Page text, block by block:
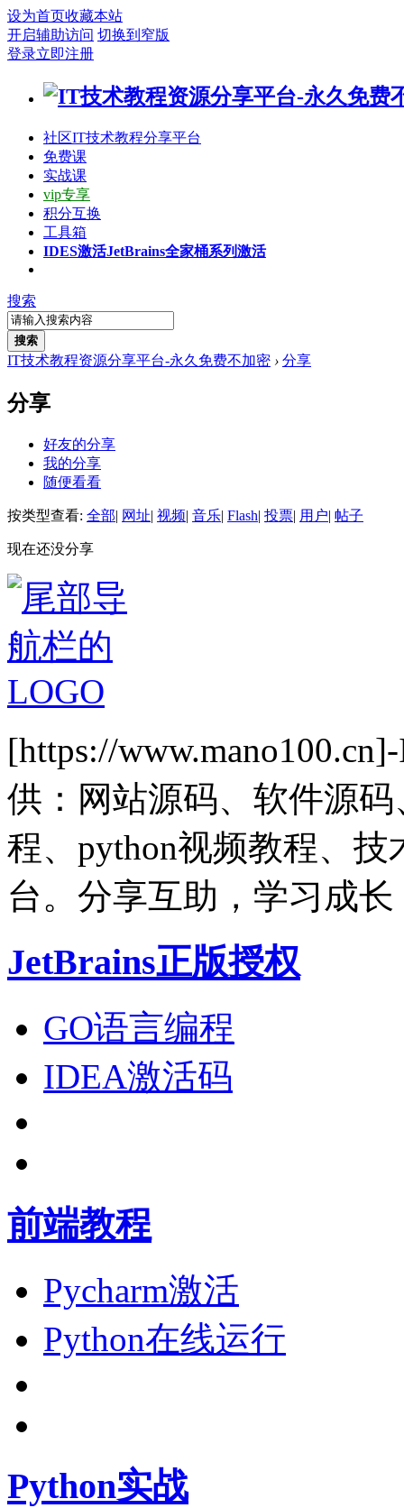
设为首页收藏本站
开启辅助访问 切换到窄版
登录立即注册
社区IT技术教程分享平台
免费课
实战课
vip专享
积分互换
工具箱
IDES激活JetBrains全家桶系列激活
搜索
搜索
IT技术教程资源分享平台-永久免费不加密 › 分享
分享
好友的分享
我的分享
随便看看
按类型查看: 全部| 网址| 视频| 音乐| Flash| 投票| 用户| 帖子
现在还没分享
[https://
供：网站源码、软件源
程、python视频教程、
台。分享互助，学习成长
JetBrains正版授权
GO语言编程
IDEA激活码
前端教程
Pycharm激活
Python在线运行
Python实战